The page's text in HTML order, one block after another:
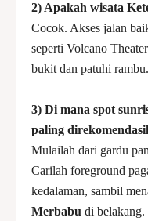
2) Apakah wisata
Cocok. Akses jalan
seperti Volcano
bukit dan patuhi rambu.
3) Di mana spot
paling
Mulailah dari gardu
Carilah foreground
kedalaman, sambil
Merbabu di belakang.